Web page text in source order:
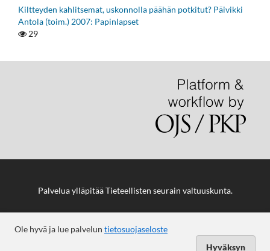
Kiltteyden kahlitsemat, uskonnolla päähän potkitut? Päivikki
Antola (toim.) 2007: Papinlapset
29
Ole hyvä ja lue palvelun tietosuojaseloste
Hyväksyn
Palvelua ylläpitääTieteellisten seurain valtuuskunta.